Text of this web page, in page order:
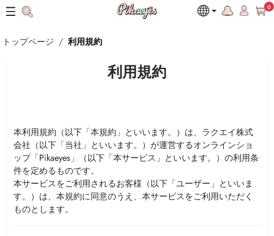
0
トップページ 利用規約
利用規約
本利用規約（以下「本規約」といいます。）は、 ラクエイ株式
会社 （以下「当社」といいます。）が運営するオンラインショ
ップ「Pikaeyes 」（以下「本サービス」といいます。）の利用条
件を定めるものです。
本サービスをご利用されるお客様（以下「ユーザー」といいま
す。）は、本規約に同意のうえ、本サービスをご利用いただく
ものとします。